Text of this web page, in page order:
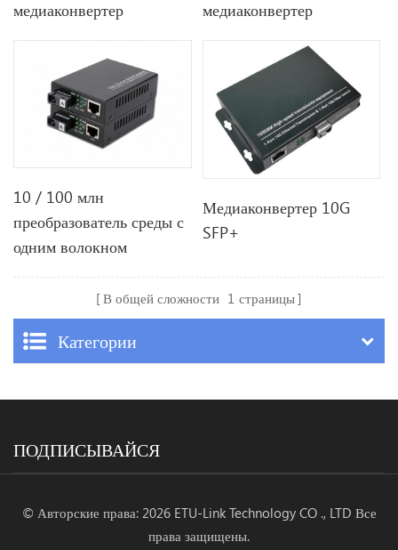
медиаконвертер
медиаконвертер
10 / 100 млн
преобразователь среды с
одним волокном
Медиаконвертер 10G
SFP+
В общей сложности 1 страницы
Категории
ПОДПИСЫВАЙСЯ
© Авторские права: 2026 ETU-Link Technology CO ., LTD Все
права защищены.